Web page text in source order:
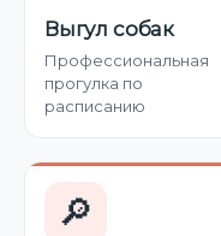
Выгул собак
Профессиональная
прогулка по
расписанию
🔎